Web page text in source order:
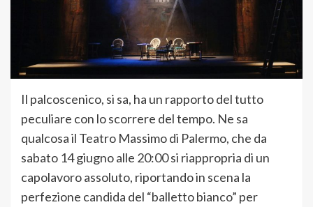
Il palcoscenico, si sa, ha un rapporto del tutto
peculiare con lo scorrere del tempo. Ne sa
qualcosa il Teatro Massimo di Palermo, che da
sabato 14 giugno alle 20:00 si riappropria di un
capolavoro assoluto, riportando in scena la
perfezione candida del “balletto bianco” per